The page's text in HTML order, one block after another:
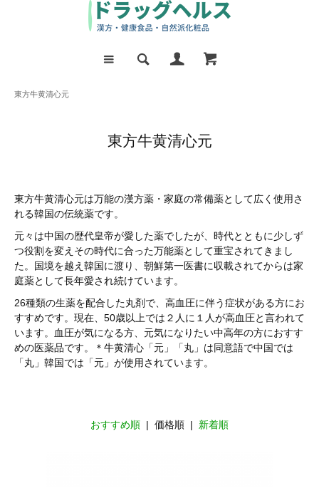
東方牛黄清心元
東方牛黄清心元
東方牛黄清心元は万能の漢方薬・家庭の常備薬として広く使用さ
れる韓国の伝統薬です。
元々は中国の歴代皇帝が愛した薬でしたが、時代とともに少しず
つ役割を変えその時代に合った万能薬として重宝されてきまし
た。国境を越え韓国に渡り、朝鮮第一医書に収載されてからは家
庭薬として長年愛され続けています。
26種類の生薬を配合した丸剤で、高血圧に伴う症状がある方にお
すすめです。現在、50歳以上では２人に１人が高血圧と言われて
います。血圧が気になる方、元気になりたい中高年の方におすす
めの医薬品です。＊牛黄清心「元」「丸」は同意語で中国では
「丸」韓国では「元」が使用されています。
おすすめ順 | 価格順 | 新着順